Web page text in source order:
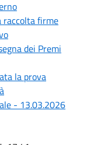
raccolta firme
dei Premi
la prova
- 13.03.2026